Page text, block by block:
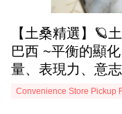
【土桑精選】🪐
巴西 ~平衡的顯
量、表現力、意
Convenience Store Pickup